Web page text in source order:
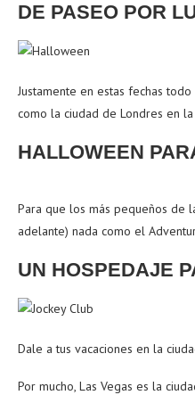
DE PASEO POR
Justamente en estas fechas
como la ciudad de Londres en
HALLOWEEN
Para que los más pequeños de
adelante) nada como el
UN HOSPEDAJE
Dale a tus vacaciones en la
Por mucho, Las Vegas es la